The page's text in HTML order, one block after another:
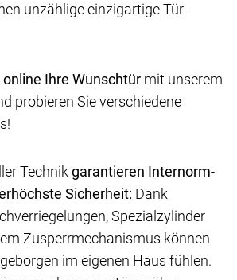
unzählige einzigartige Tür-
Ihre Wunschtür mit unserem
probieren Sie verschiedene
Technik garantieren Internorm-
Sicherheit: Dank
Spezialzylinder
Zusperrmechanismus können
im eigenen Haus fühlen.